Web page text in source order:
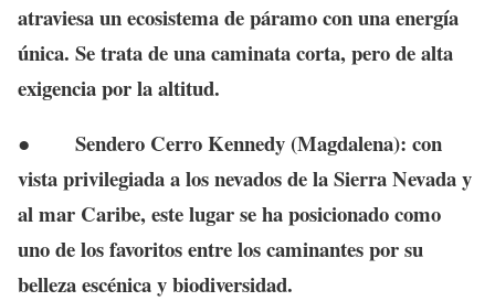
atraviesa un ecosistema de páramo con una energía
única. Se trata de una caminata corta, pero de alta
exigencia por la altitud.
● Sendero Cerro Kennedy (Magdalena): con
vista privilegiada a los nevados de la Sierra Nevada y
al mar Caribe, este lugar se ha posicionado como
uno de los favoritos entre los caminantes por su
belleza escénica y biodiversidad.